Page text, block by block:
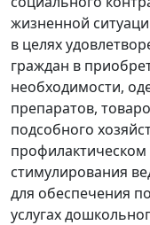
жизненной
в целях
граждан в
необходимости,
препаратов,
подсобного
стимулирования
для обеспечения
услугах